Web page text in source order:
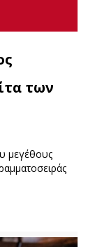
των
μεγέθους